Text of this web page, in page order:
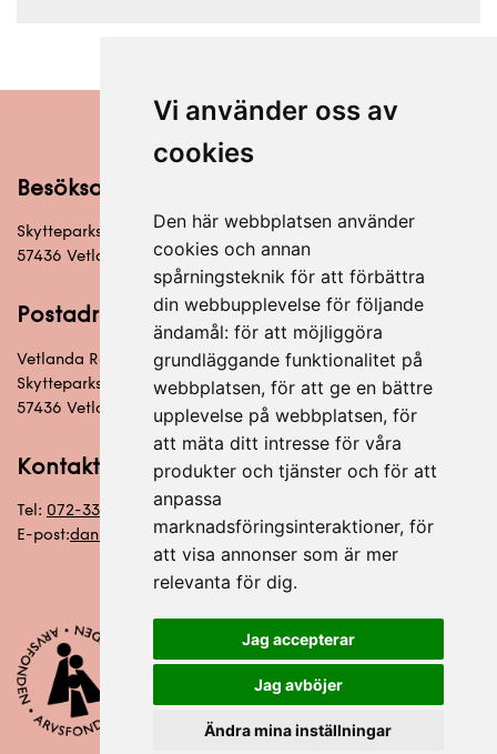
Vi använder oss av
cookies
Den här webbplatsen använder
cookies och annan
spårningsteknik för att förbättra
din webbupplevelse för följande
ändamål: för att möjliggöra
grundläggande funktionalitet på
webbplatsen, för att ge en bättre
upplevelse på webbplatsen, för
att mäta ditt intresse för våra
produkter och tjänster och för att
anpassa
marknadsföringsinteraktioner, för
att visa annonser som är mer
relevanta för dig.
Jag accepterar
Jag avböjer
Ändra mina inställningar
Besöksadress
Skytteparksvägen 6
57436 Vetlanda
Postadress
Vetlanda Racketklubb
Skytteparksvägen 6
57436 Vetlanda
Kontakt
Tel: 072-333 92 20
E-post:daniel@vetlandaracket.se